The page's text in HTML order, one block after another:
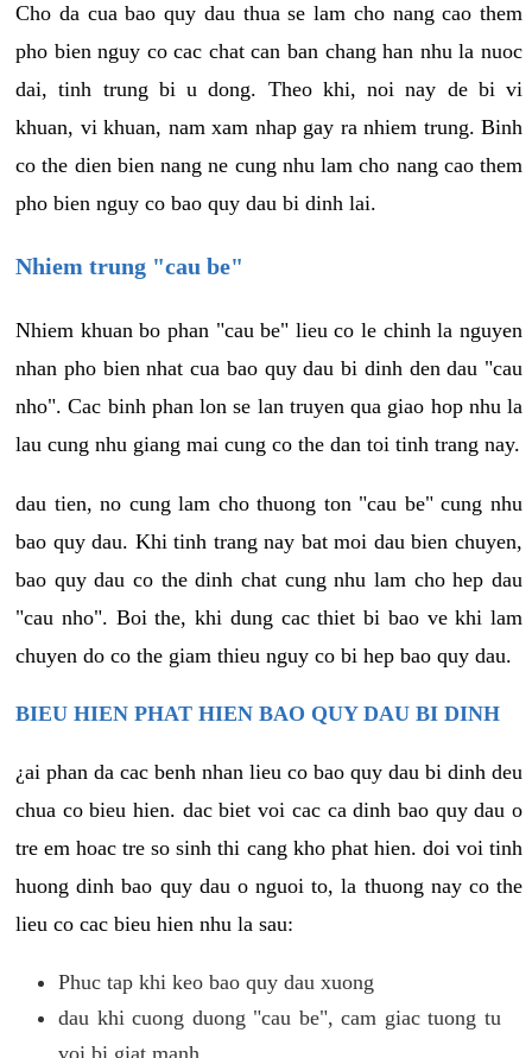
Cho da cua bao quy dau thua se lam cho nang cao them
pho bien nguy co cac chat can ban chang han nhu la nuoc
dai, tinh trung bi u dong. Theo khi, noi nay de bi vi
khuan, vi khuan, nam xam nhap gay ra nhiem trung. Binh
co the dien bien nang ne cung nhu lam cho nang cao them
pho bien nguy co bao quy dau bi dinh lai.
Nhiem trung "cau be"
Nhiem khuan bo phan "cau be" lieu co le chinh la nguyen
nhan pho bien nhat cua bao quy dau bi dinh den dau "cau
nho". Cac binh phan lon se lan truyen qua giao hop nhu la
lau cung nhu giang mai cung co the dan toi tinh trang nay.
dau tien, no cung lam cho thuong ton "cau be" cung nhu
bao quy dau. Khi tinh trang nay bat moi dau bien chuyen,
bao quy dau co the dinh chat cung nhu lam cho hep dau
"cau nho". Boi the, khi dung cac thiet bi bao ve khi lam
chuyen do co the giam thieu nguy co bi hep bao quy dau.
BIEU HIEN PHAT HIEN BAO QUY DAU BI DINH
¿ai phan da cac benh nhan lieu co bao quy dau bi dinh deu
chua co bieu hien. dac biet voi cac ca dinh bao quy dau o
tre em hoac tre so sinh thi cang kho phat hien. doi voi tinh
huong dinh bao quy dau o nguoi to, la thuong nay co the
lieu co cac bieu hien nhu la sau:
Phuc tap khi keo bao quy dau xuong
dau khi cuong duong "cau be", cam giac tuong tu